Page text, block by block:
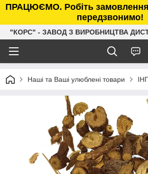
ПРАЦЮЄМО. Робіть замовлення
передзвонимо!
"КОРС" - ЗАВОД З ВИРОБНИЦТВА
Наші та Ваші улюблені товари